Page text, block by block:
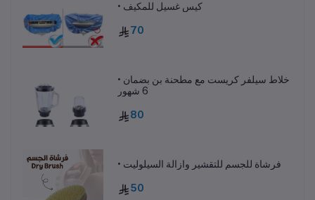
• كيس غسيل للمكيف
70
• خلاط سيلفر كريست مع مطحنة بن بضمان
6 شهور
80
• فرشاة للجسم للتقشير وازالة السيلوليت
50